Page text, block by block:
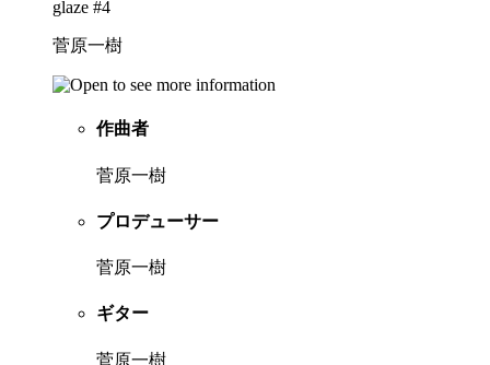
glaze #4
菅原一樹
作曲者
菅原一樹
プロデューサー
菅原一樹
ギター
菅原一樹